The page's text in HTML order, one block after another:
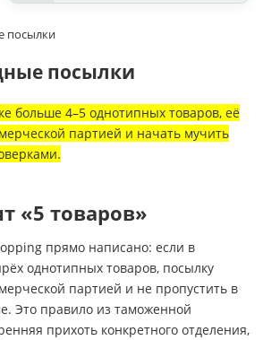
посылки
посылки
больше 4–5 однотипных товаров, её
партией и начать мучить
«5 товаров»
прямо написано: если в
однотипных товаров, посылку
партией и не пропустить в
Это правило из таможенной
прихоть конкретного отделения,